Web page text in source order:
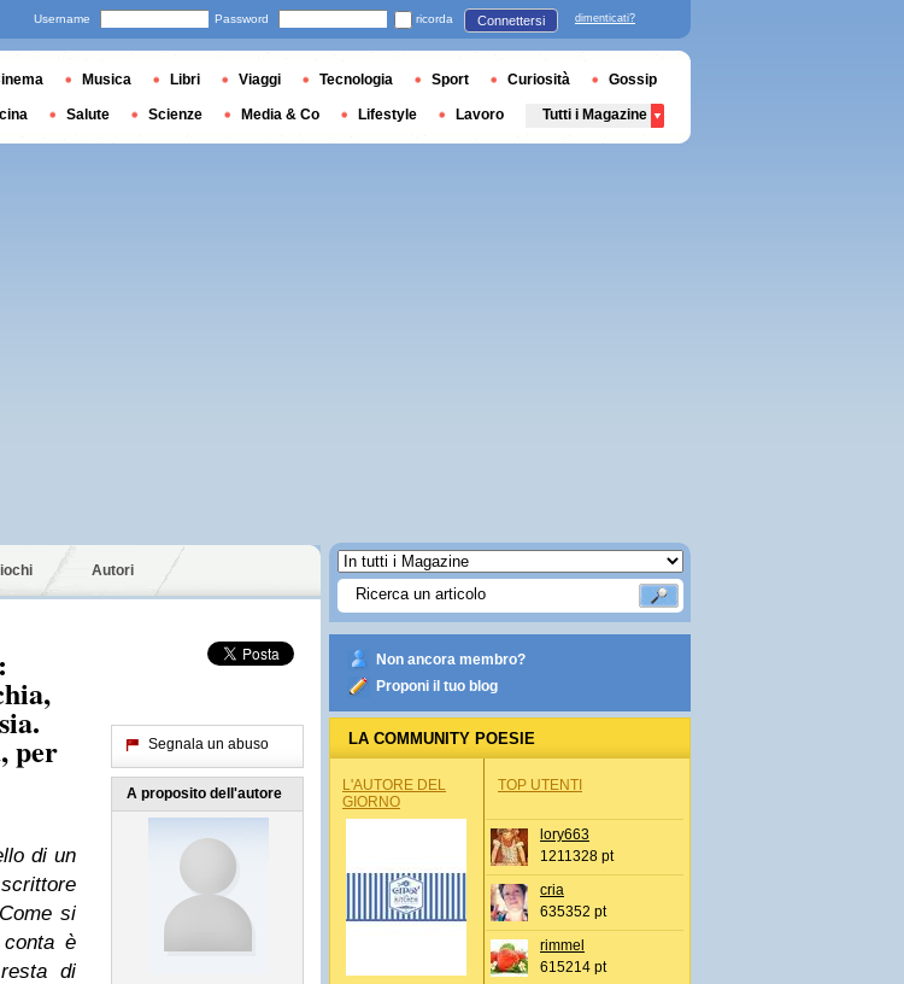
Autori
per
di un
si
è
di
Segnala un abuso
A proposito dell'autore
Non ancora membro?
Proponi il tuo blog
LA COMMUNITY POESIE
L'AUTORE DEL
GIORNO
TOP UTENTI
lory663
1211328 pt
cria
635352 pt
rimmel
615214 pt
Username Password ricorda Connettersi dimenticati?
Musica Libri Viaggi Tecnologia Sport Curiosità Gossip
Salute Scienze Media & Co Lifestyle Lavoro Tutti i Magazine